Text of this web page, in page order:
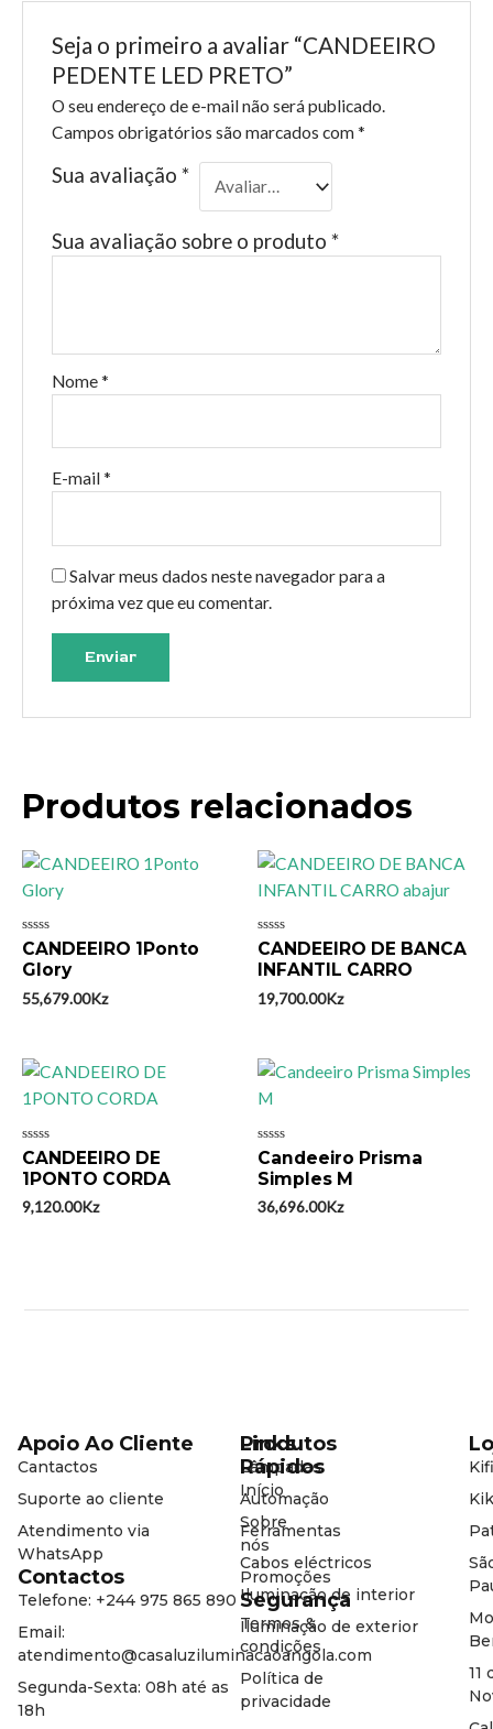
Seja o primeiro a avaliar “CANDEEIRO
PEDENTE LED PRETO”
O seu endereço de e-mail não será publicado.
Campos obrigatórios são marcados com *
Sua avaliação *
Sua avaliação sobre o produto *
Nome *
E-mail *
Salvar meus dados neste navegador para a
próxima vez que eu comentar.
Produtos relacionados
Avaliação
0
de
CANDEEIRO 1Ponto
Glory
55,679.00Kz
Avaliação
0
de
CANDEEIRO DE BANCA
INFANTIL CARRO
19,700.00Kz
Avaliação
0
de
5
CANDEEIRO DE
1PONTO CORDA
9,120.00Kz
Avaliação
0
de
5
Candeeiro Prisma
Simples M
36,696.00Kz
11
Produtos
Lâmpadas
Automação
Ferramentas
Cabos eléctricos
Iluminação de interior
Iluminação de exterior
Links
Rápidos
Início
Sobre
nós
Promoções
Segurança
Termos &
condições
Política de
privacidade
Apoio Ao Cliente
Cantactos
Suporte ao cliente
Atendimento via
WhatsApp
Contactos
Telefone: +244 975 865 890
Email:
atendimento@casaluziluminacaoangola.com
Segunda-Sexta: 08h até as
18h